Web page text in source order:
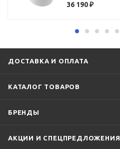
36 190₽
ДОСТАВКА И ОПЛАТА
КАТАЛОГ ТОВАРОВ
БРЕНДЫ
АКЦИИ И СПЕЦПРЕДЛОЖЕНИЯ